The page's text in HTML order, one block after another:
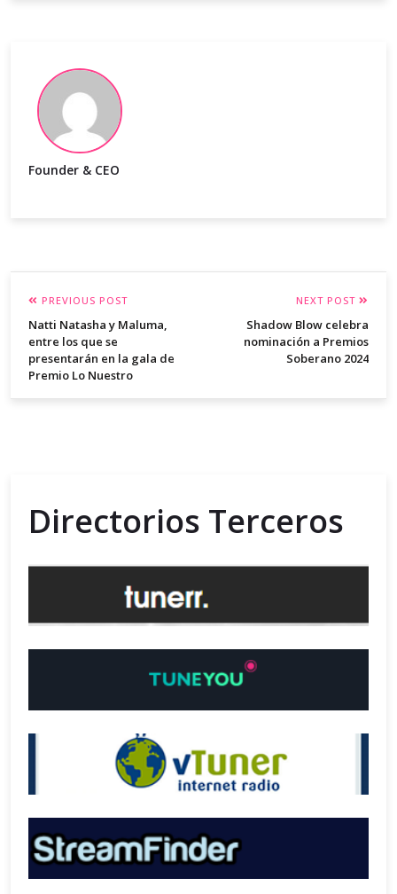
Founder & CEO
PREVIOUS POST
Natti Natasha y Maluma,
entre los que se
presentarán en la gala de
Premio Lo Nuestro
NEXT POST
Shadow Blow celebra
nominación a Premios
Soberano 2024
Directorios Terceros